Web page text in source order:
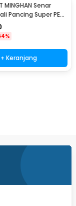
MINGHAN Senar
Pancing Super PE
100M 3.0 - X4
+ Keranjang